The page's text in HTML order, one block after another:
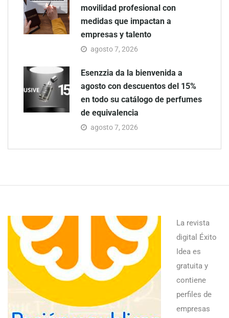
movilidad profesional con
medidas que impactan a
empresas y talento
agosto 7, 2026
Esenzzia da la bienvenida a
agosto con descuentos del 15%
en todo su catálogo de perfumes
de equivalencia
agosto 7, 2026
La revista
digital Éxito
Idea es
gratuita y
contiene
perfiles de
empresas